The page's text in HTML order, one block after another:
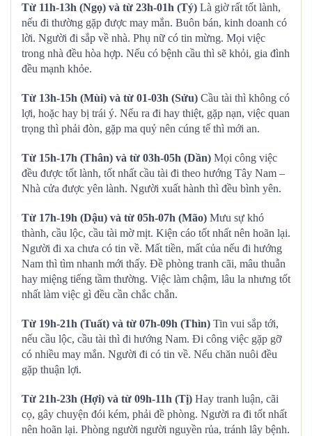
Từ 11h-13h (Ngọ) và từ 23h-01h (Tý) Là giờ rất tốt lành,
nếu đi thường gặp được may mắn. Buôn bán, kinh doanh có
lời. Người đi sắp về nhà. Phụ nữ có tin mừng. Mọi việc
trong nhà đều hòa hợp. Nếu có bệnh cầu thì sẽ khỏi, gia đình
đều mạnh khỏe.
Từ 13h-15h (Mùi) và từ 01-03h (Sửu) Cầu tài thì không có
lợi, hoặc hay bị trái ý. Nếu ra đi hay thiệt, gặp nạn, việc quan
trọng thì phải đòn, gặp ma quỷ nên cúng tế thì mới an.
Từ 15h-17h (Thân) và từ 03h-05h (Dần) Mọi công việc
đều được tốt lành, tốt nhất cầu tài đi theo hướng Tây Nam –
Nhà cửa được yên lành. Người xuất hành thì đều bình yên.
Từ 17h-19h (Dậu) và từ 05h-07h (Mão) Mưu sự khó
thành, cầu lộc, cầu tài mờ mịt. Kiện cáo tốt nhất nên hoãn lại.
Người đi xa chưa có tin về. Mất tiền, mất của nếu đi hướng
Nam thì tìm nhanh mới thấy. Đề phòng tranh cãi, mâu thuẫn
hay miệng tiếng tầm thường. Việc làm chậm, lâu la nhưng tốt
nhất làm việc gì đều cần chắc chắn.
Từ 19h-21h (Tuất) và từ 07h-09h (Thìn) Tin vui sắp tới,
nếu cầu lộc, cầu tài thì đi hướng Nam. Đi công việc gặp gỡ
có nhiều may mắn. Người đi có tin về. Nếu chăn nuôi đều
gặp thuận lợi.
Từ 21h-23h (Hợi) và từ 09h-11h (Tị) Hay tranh luận, cãi
cọ, gây chuyện đói kém, phải đề phòng. Người ra đi tốt nhất
nên hoãn lại. Phòng người người nguyền rủa, tránh lây bệnh.